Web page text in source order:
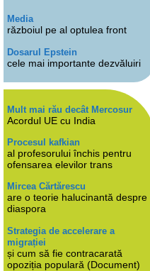
Media
războiul pe al optulea front
Dosarul Epstein
cele mai importante dezvăluiri
Mult mai rău decât Mercosur
Acordul UE cu India
Procesul kafkian
al profesorului închis pentru
ofensarea elevilor trans
Mircea Cărtărescu
are o teorie halucinantă despre
diaspora
Strategia de accelerare a
migrației
și cum să fie contracarată
opoziția populară (Document)